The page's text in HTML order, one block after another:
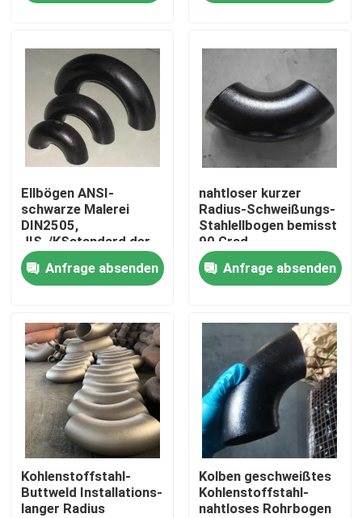
Nach Hause
Über uns
Kontakte
Produkte
Stahlrohr-Flansch
ANSI-Rohr-Flansch
GOST Standard-Flansche
Flansch BS 4504
Flansch en 1092
Ellbögen ANSI-
schwarze Malerei
DIN2505,
JIS-/KSstandard der
Standardzeitplan-40
Anfrage absenden
nahtloser kurzer
Radius-Schweißungs-
Stahlellbogen bemisst
90 Grad
Anfrage absenden
Kohlenstoffstahl-
Buttweld Installations-
langer Radius
Kolben geschweißtes
Kohlenstoffstahl-
nahtloses Rohrbogen